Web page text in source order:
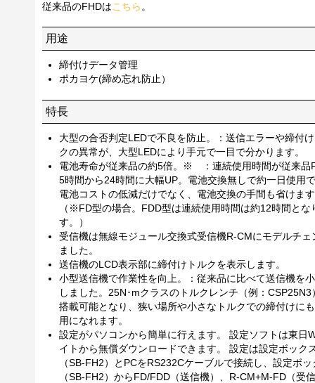
従来品のFHDはこちら 。
用途
締付けデータ管理
ポカヨケ(締め忘れ防止）
特長
大型の合否判定LEDで不良を防止。：送信エラーや締付
クの異常が、大型LEDにより手元で一目で分かります。
電池寿命が従来品の約5倍。※ ：連続使用時間が従来品
5時間から24時間に大幅UP。電池交換無しで約一日使用
電池コストの低減だけでなく、電池交換の手間も省けま
（※FD型の場合。FDD型は連続使用時間は約12時間とな
す。）
受信機は無線モジュール交換式受信機R-CMにモデルチェ
ました。
送信機のLCD表示部に締付けトルクを表示します。
小型送信機で作業性を向上。：従来品に比べて送信機を
しました。25N･mクラスのトルクレンチ（例：CSP25N3
搭載可能となり、狭い場所や小さなトルクでの締付けに
用になれます。
設定がパソコンから簡単に行えます。 設定ソフトは東日
イトから無償ダウンロードできます。 設定は設定ボック
（SB-FH2）とPCをRS232Cケーブルで接続し、設定ボッ
（SB-FH2）からFD/FDD（送信機）、R-CM+M-FD（受